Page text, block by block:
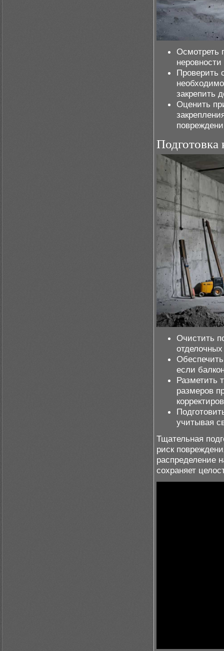
Осмотреть
Проверить
закрепить
Оценить
Подготовка
Очистить
если
Разметить
размеров
учитывая
Тщательная
риск
распределение
сохраняет